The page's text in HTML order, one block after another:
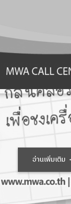
ทรัพยากรน้ำมีวันหมด
รู้คุณค่า
อ่านเพิ่มเติม